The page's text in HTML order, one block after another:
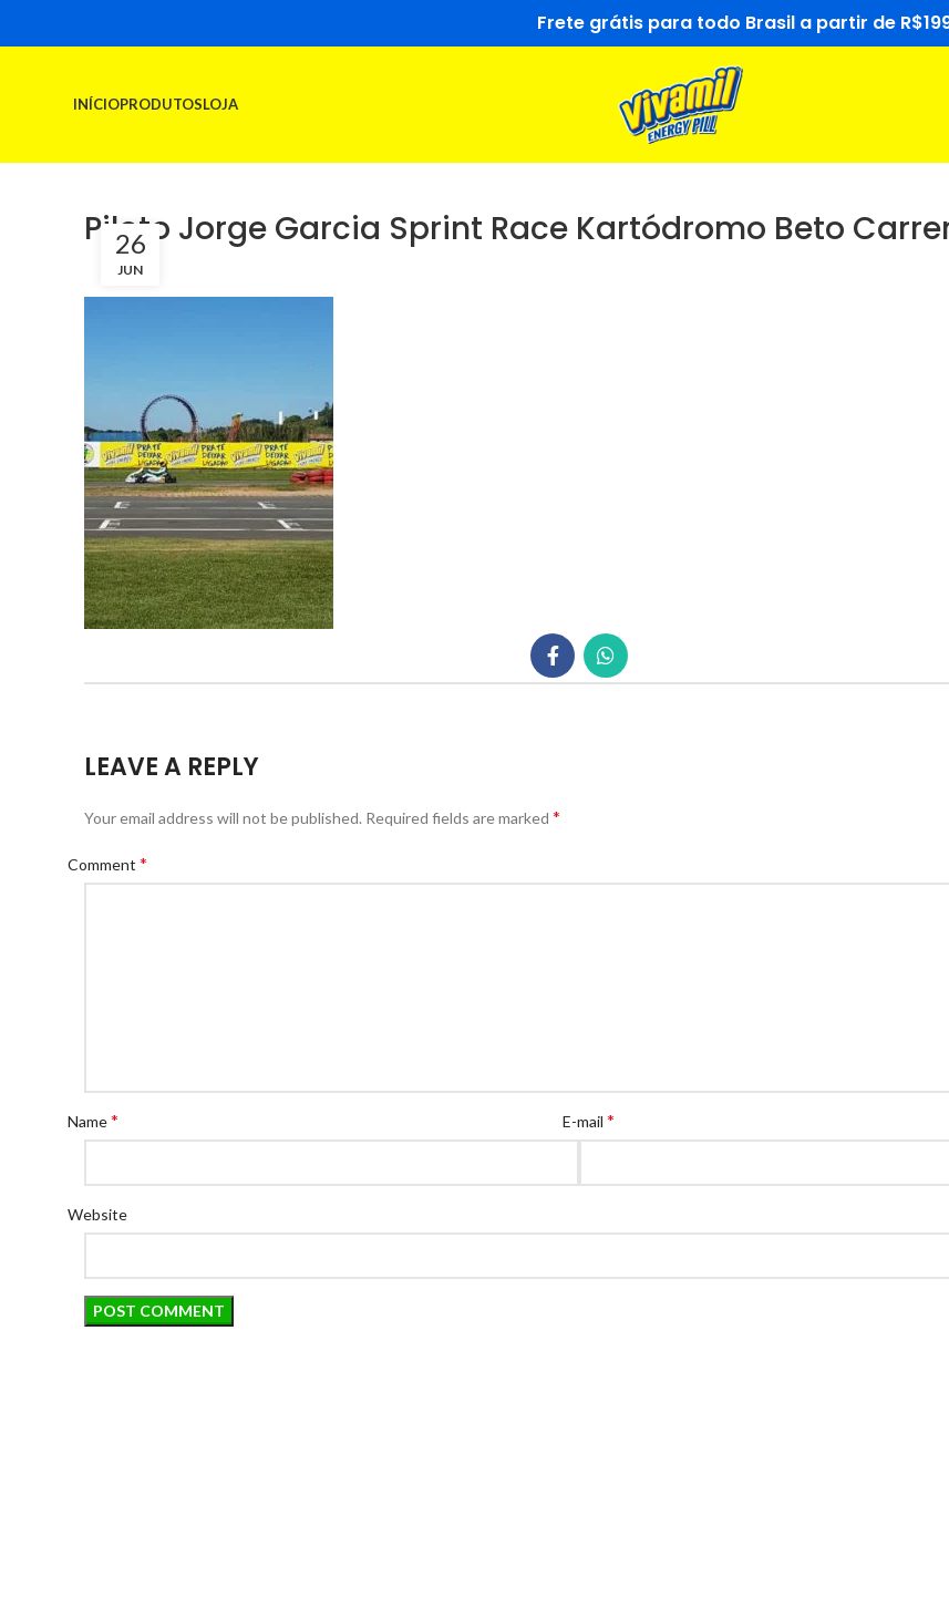
Frete grátis para todo Brasil a partir de
INÍCIOPRODUTOSLOJA
Piloto Jorge Garcia Sprint Race Kartódromo Beto
26
JUN
LEAVE A REPLY
Your email address will not be published. Required fields are marked *
Comment *
Name* E-mail *
Website